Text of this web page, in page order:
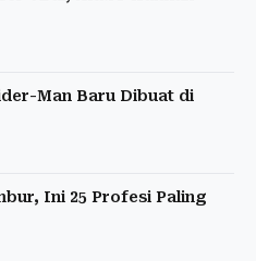
Man Baru Dibuat di
Ini 25 Profesi Paling